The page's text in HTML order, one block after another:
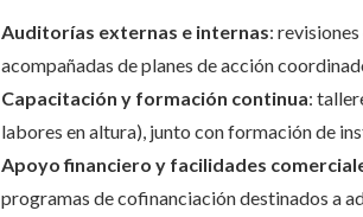
Auditorías externas e internas:
acompañadas de planes de acción
Capacitación y formación continua:
labores en altura), junto con formación de
Apoyo financiero y facilidades
programas de cofinanciación destinados a